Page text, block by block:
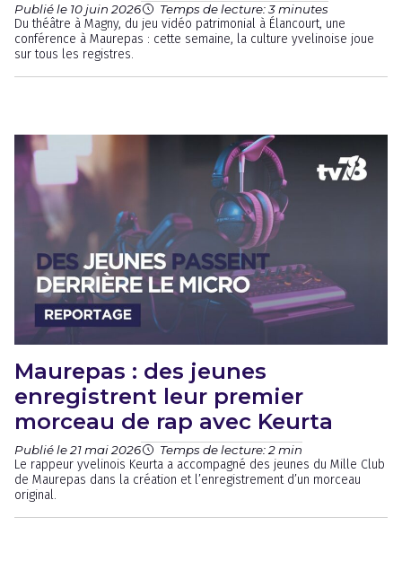
Publié le 10 juin 2026 Temps de lecture: 3 minutes
Du théâtre à Magny, du jeu vidéo patrimonial à Élancourt, une
conférence à Maurepas : cette semaine, la culture yvelinoise joue
sur tous les registres.
Maurepas : des jeunes
enregistrent leur premier
morceau de rap avec Keurta
Publié le 21 mai 2026 Temps de lecture: 2 min
Le rappeur yvelinois Keurta a accompagné des jeunes du Mille Club
de Maurepas dans la création et l’enregistrement d’un morceau
original.